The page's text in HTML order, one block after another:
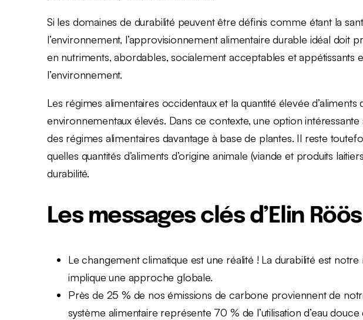
Si les domaines de durabilité peuvent être définis comme étant la
l’environnement, l’approvisionnement alimentaire durable idéal doit
en nutriments, abordables, socialement acceptables et appétissants
l’environnement.
Les régimes alimentaires occidentaux et la quantité élevée d’aliments
environnementaux élevés. Dans ce contexte, une option
des régimes alimentaires davantage à base de plantes. Il reste
quelles quantités d’aliments d’origine animale (viande et produits
durabilité.
Les messages clés d’Elin
Le changement climatique est une réalité ! La durabilité est
implique une approche globale.
Près de 25 % de nos émissions de carbone proviennent de
système alimentaire représente 70 % de l’utilisation d’eau